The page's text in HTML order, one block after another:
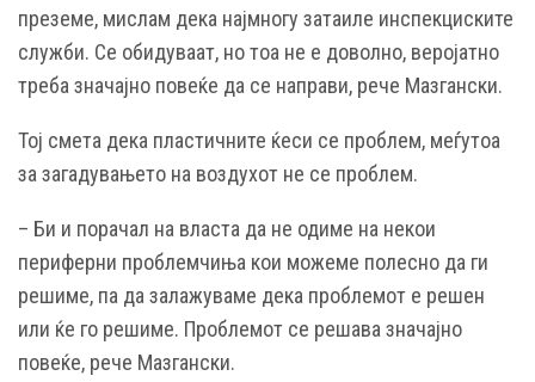
преземе, мислам дека најмногу затаиле инспекциските
служби. Се обидуваат, но тоа не е доволно, веројатно
треба значајно повеќе да се направи, рече Мазгански.
Тој смета дека пластичните ќеси се проблем, меѓутоа
за загадувањето на воздухот не се проблем.
– Би и порачал на власта да не одиме на некои
периферни проблемчиња кои можеме полесно да ги
решиме, па да залажуваме дека проблемот е решен
или ќе го решиме. Проблемот се решава значајно
повеќе, рече Мазгански.